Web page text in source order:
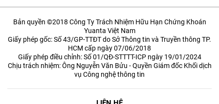
Bản quyền ©2018 Công Ty Trách Nhiệm Hữu Hạn Chứng Khoán
Yuanta Việt Nam
Giấy phép gốc: Số 43/GP-TTĐT do Sở Thông tin và Truyền thông TP.
HCM cấp ngày 07/06/2018
Giấy phép điều chỉnh: Số 01/QĐ-STTTT-ICP ngày 19/01/2024
Chịu trách nhiệm: Ông Nguyễn Văn Bửu - Quyền Giám đốc Khối dịch
vụ Công nghệ thông tin